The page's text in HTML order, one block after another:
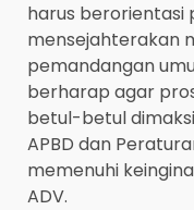
harus berorientasi
mensejahterakan
pemandangan
berharap agar
betul-betul
APBD dan
memenuhi
ADV.